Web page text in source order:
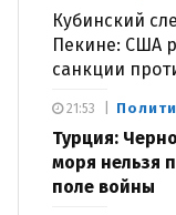
Кубинский
Пекине: США
санкции
Турция:
моря нельзя
поле войны
21:53